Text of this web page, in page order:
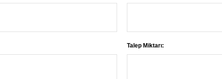
Talep Miktarı: